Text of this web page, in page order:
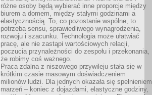
różne osoby będą wybierać inne proporcje między
biurem a domem, między stałymi godzinami a
elastycznością. To, co pozostanie wspólne, to
potrzeba sensu, sprawiedliwego wynagrodzenia,
rozwoju i szacunku. Technologia może ułatwiać
pracę, ale nie zastąpi wartościowych relacji,
poczucia przynależności do zespołu i przekonania,
że robimy coś ważnego.
Praca zdalna z niszowego przywileju stała się w
krótkim czasie masowym doświadczeniem
milionów ludzi. Dla jednych okazała się spełnieniem
marzeń – koniec z dojazdami, elastyczne godziny,